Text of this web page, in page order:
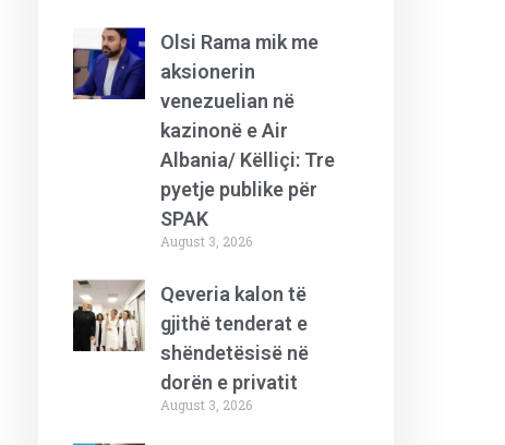
Olsi Rama mik me
aksionerin
venezuelian në
kazinonë e Air
Albania/ Këlliçi: Tre
pyetje publike për
SPAK
August 3, 2026
Qeveria kalon të
gjithë tenderat e
shëndetësisë në
dorën e privatit
August 3, 2026